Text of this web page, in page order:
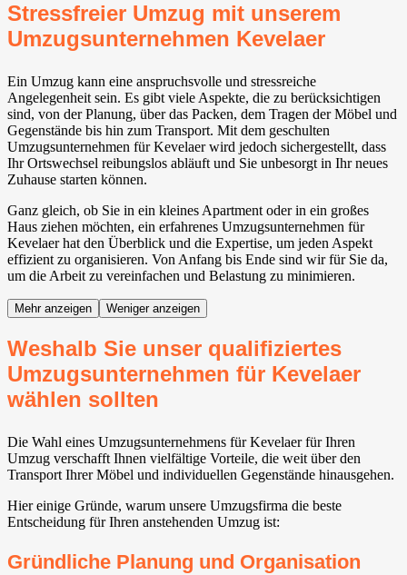
Stressfreier Umzug mit unserem
Umzugsunternehmen Kevelaer
Ein Umzug kann eine anspruchsvolle und stressreiche
Angelegenheit sein. Es gibt viele Aspekte, die zu berücksichtigen
sind, von der Planung, über das Packen, dem Tragen der Möbel und
Gegenstände bis hin zum Transport. Mit dem geschulten
Umzugsunternehmen für Kevelaer wird jedoch sichergestellt, dass
Ihr Ortswechsel reibungslos abläuft und Sie unbesorgt in Ihr neues
Zuhause starten können.
Ganz gleich, ob Sie in ein kleines Apartment oder in ein großes
Haus ziehen möchten, ein erfahrenes Umzugsunternehmen für
Kevelaer hat den Überblick und die Expertise, um jeden Aspekt
effizient zu organisieren. Von Anfang bis Ende sind wir für Sie da,
um die Arbeit zu vereinfachen und Belastung zu minimieren.
Mehr anzeigen Weniger anzeigen
Weshalb Sie unser qualifiziertes
Umzugsunternehmen für Kevelaer
wählen sollten
Die Wahl eines Umzugsunternehmens für Kevelaer für Ihren
Umzug verschafft Ihnen vielfältige Vorteile, die weit über den
Transport Ihrer Möbel und individuellen Gegenstände hinausgehen.
Hier einige Gründe, warum unsere Umzugsfirma die beste
Entscheidung für Ihren anstehenden Umzug ist:
Gründliche Planung und Organisation